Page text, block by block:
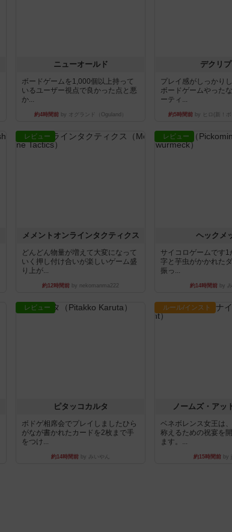
ニューオールド
ボードゲームを1,000個以上持って
いるユーザー視点で良かった点と悪
か...
約4時間前 by オグランド（Oguland）
デクリプ
プレイ感がしっかり
ボードゲームやった
ーティ...
約5時間前by ヒロ(新！ボ
レビュー
メメントオンラインタクティクス
どんどん物量が増えて大変になって
いく押し付け合いが楽しいゲーム盛
り上が...
約12時間前 by nekomanma222
レビュー
ヘックメ
サイコロゲームです1
字と芋虫がかかれた
振っ...
約14時間前 by
レビュー
ピタッコカルタ
ボドゲ相席会でプレイしましたひら
がなが書かれたカードを2枚まで手
をつけ...
約14時間前 by みいやん
ルール/インスト
ノームズ・アッ
ベネボレンス女王は
称えるための祝宴を
ます。...
約15時間前by